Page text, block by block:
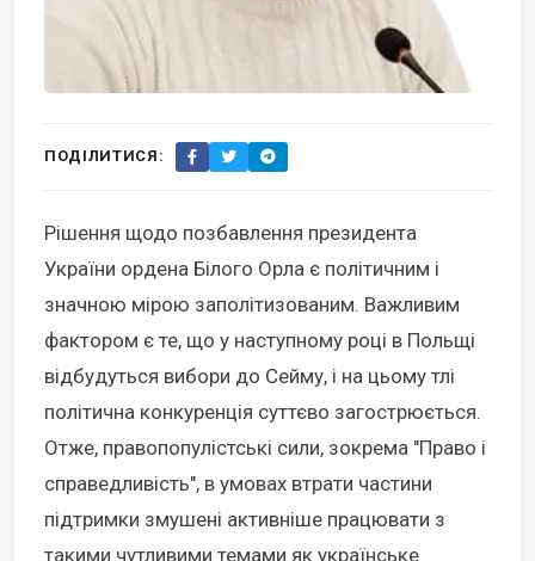
ПОДІЛИТИСЯ:
Рішення щодо позбавлення президента
України ордена Білого Орла є політичним і
значною мірою заполітизованим. Важливим
фактором є те, що у наступному році в Польщі
відбудуться вибори до Сейму, і на цьому тлі
політична конкуренція суттєво загострюється.
Отже, правопопулістські сили, зокрема "Право і
справедливість", в умовах втрати частини
підтримки змушені активніше працювати з
такими чутливими темами як українське